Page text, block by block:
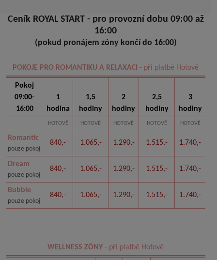
Ceník ROYAL START - pro provozní dobu 09:00 až
16:00
(pokud pronájem zóny končí do 16:00)
POKOJE PRO ROMANTIKU A RELAXACI - při platbě Hotově
Pokoj
09:00-
16:00
1
hodina
1,5
hodiny
2
hodiny
2,5
hodiny
3
hodiny
HOTOVĚ HOTOVĚ HOTOVĚ HOTOVĚ HOTOVĚ
Romantic
pouze pokoj
840,- 1.065,- 1.290,- 1.515,- 1.740,-
Dream
pouze pokoj
840,- 1.065,- 1.290,- 1.515,- 1.740,-
Bubble
pouze pokoj
840,- 1.065,- 1.290,- 1.515,- 1.740,-
WELLNESS ZÓNY - při platbě Hotově